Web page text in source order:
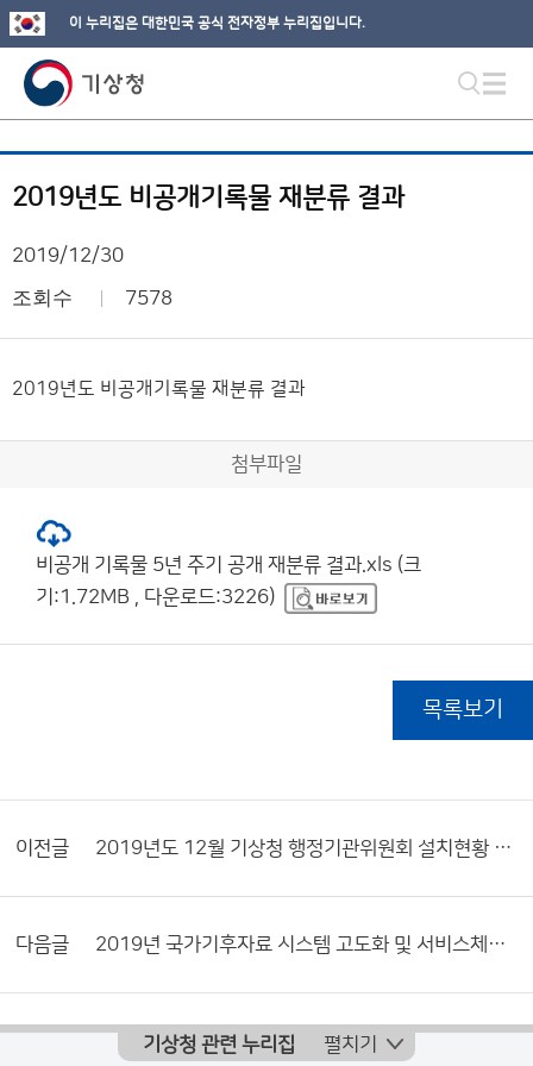
이 누리집은 대한민국 공식 전자정부 누리집입니다.
2019년도 비공개기록물 재분류 결과
2019/12/30
조회수 7578
2019년도 비공개기록물 재분류 결과
첨부파일
비공개 기록물 5년 주기 공개 재분류 결과.xls (크
기:1.72MB , 다운로드:3226)
목록보기
이전글 2019년도 12월 기상청 행정기관위원회 설치현황 및 활동내역서
다음글 2019년 국가기후자료 시스템 고도화 및 서비스체계 개선 사업계획(안)
기상청 관련 누리집 펼치기